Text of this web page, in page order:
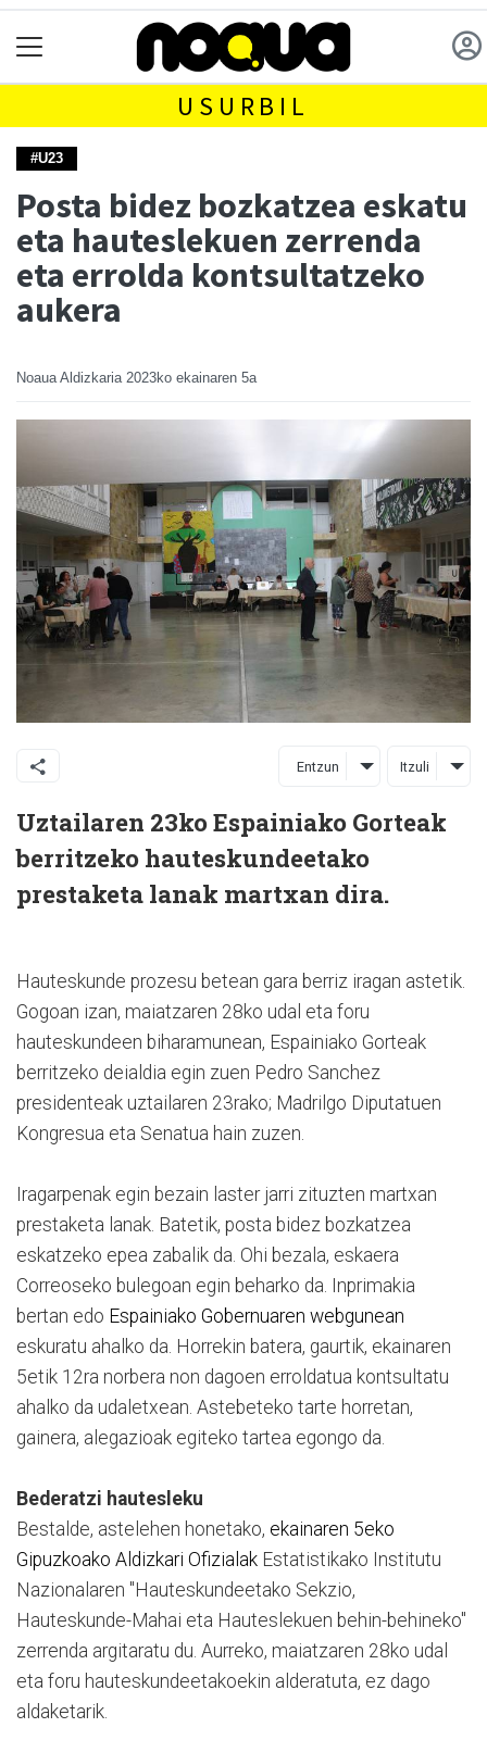
USURBIL
#U23
Posta bidez bozkatzea eskatu
eta hauteslekuen zerrenda
eta errolda kontsultatzeko
aukera
Noaua Aldizkaria 2023ko ekainaren 5a
Entzun Itzuli
Uztailaren 23ko Espainiako Gorteak
berritzeko hauteskundeetako
prestaketa lanak martxan dira.
Hauteskunde prozesu betean gara berriz iragan astetik.
Gogoan izan, maiatzaren 28ko udal eta foru
hauteskundeen biharamunean, Espainiako Gorteak
berritzeko deialdia egin zuen Pedro Sanchez
presidenteak uztailaren 23rako; Madrilgo Diputatuen
Kongresua eta Senatua hain zuzen.
Iragarpenak egin bezain laster jarri zituzten martxan
prestaketa lanak. Batetik, posta bidez bozkatzea
eskatzeko epea zabalik da. Ohi bezala, eskaera
Correoseko bulegoan egin beharko da. Inprimakia
bertan edo Espainiako Gobernuaren webgunean
eskuratu ahalko da. Horrekin batera, gaurtik, ekainaren
5etik 12ra norbera non dagoen erroldatua kontsultatu
ahalko da udaletxean. Astebeteko tarte horretan,
gainera, alegazioak egiteko tartea egongo da.
Bederatzi hautesleku
Bestalde, astelehen honetako, ekainaren 5eko
Gipuzkoako Aldizkari Ofizialak Estatistikako Institutu
Nazionalaren "Hauteskundeetako Sekzio,
Hauteskunde-Mahai eta Hauteslekuen behin-behineko"
zerrenda argitaratu du. Aurreko, maiatzaren 28ko udal
eta foru hauteskundeetakoekin alderatuta, ez dago
aldaketarik.